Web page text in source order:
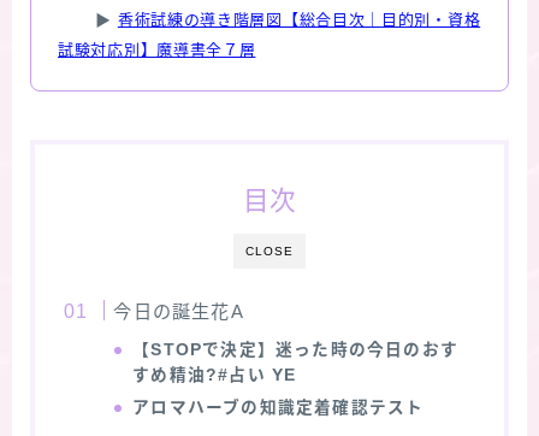
▶ 香術試練の導き階層図【総合目次｜目的別・資格
試験対応別】魔導書全７層
CLOSE
目次
今日の誕生花A
【STOPで決定】迷った時の今日のおす
すめ精油?#占い YE
アロマハーブの知識定着確認テスト